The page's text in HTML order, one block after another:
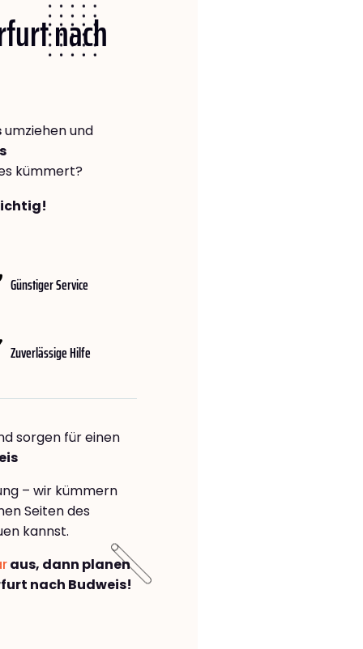
nach
umziehen und
kümmert?
Günstiger Service
Zuverlässige Hilfe
sorgen für einen
– wir kümmern
Seiten des
kannst.
aus, dann planen
nach Budweis!